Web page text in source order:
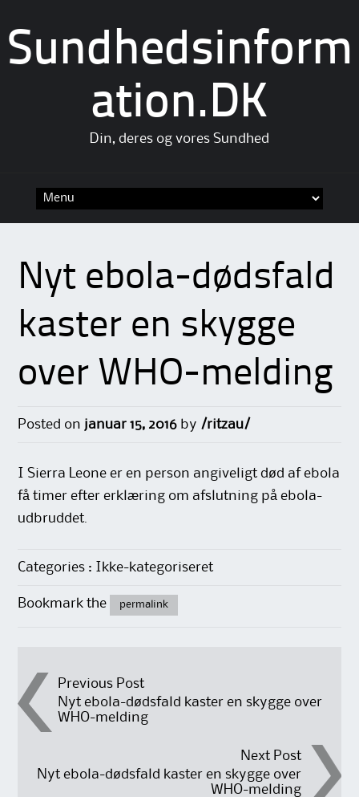
Sundhedsinform
ation.DK
Din, deres og vores Sundhed
Nyt ebola-dødsfald
kaster en skygge
over WHO-melding
Posted on januar 15, 2016 by /ritzau/
I Sierra Leone er en person angiveligt død af ebola
få timer efter erklæring om afslutning på ebola-
udbruddet.
Categories : Ikke-kategoriseret
Bookmark the permalink
Post
navigation
Previous Post
Nyt ebola-dødsfald kaster en skygge over
WHO-melding
Next Post
Nyt ebola-dødsfald kaster en skygge over
WHO-melding